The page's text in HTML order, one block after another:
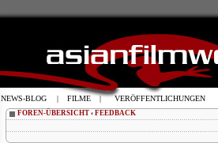
FOREN-ÜBERSICHT ‹ FEEDBACK
NEWS-BLOG | FILME | VERÖFFENTLICHUNGEN